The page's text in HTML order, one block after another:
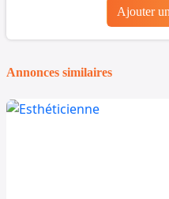
Ajouter
Annonces similaires